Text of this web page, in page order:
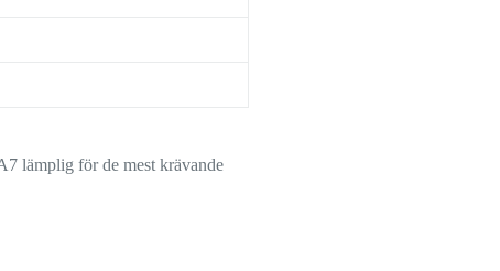
lämplig för de mest krävande